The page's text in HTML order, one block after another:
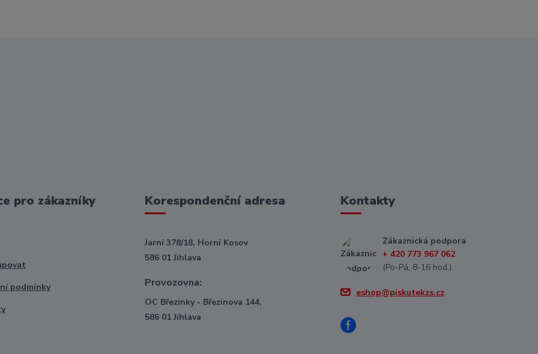
pro zákazníky
podmínky
Korespondenční adresa
Jarní 378/18, Horní Kosov
586 01 Jihlava
Provozovna:
OC Březinky - Březinova 144,
586 01 Jihlava
Kontakty
Zákaznická podpora
+ 420 773 967 062
(Po-Pá, 8-16 hod.)
eshop@piskutekzs.cz